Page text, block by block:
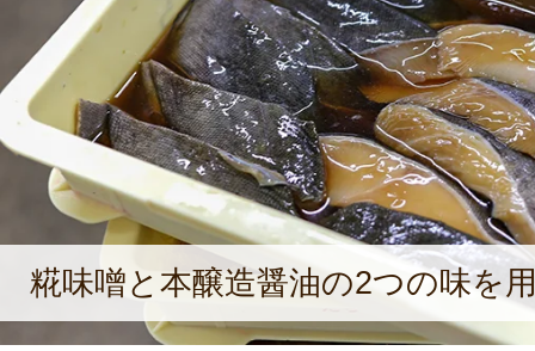
糀味噌と本醸造醤油の2つの味を